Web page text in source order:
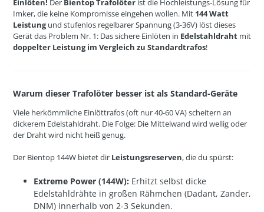
Einlöten! Der Bientop Trafolöter ist die Hochleistungs-Lösung für
Imker, die keine Kompromisse eingehen wollen. Mit 144 Watt
Leistungund stufenlos regelbarer Spannung (3-36V) löst dieses
Gerät das Problem Nr. 1: Das sichere Einlöten in Edelstahldraht mit
doppelter Leistung im Vergleich zu Standardtrafos!
Warum dieser Trafolöter besser ist als Standard-Geräte
Viele herkömmliche Einlöttrafos (oft nur 40-60 VA) scheitern an
dickerem Edelstahldraht. Die Folge: Die Mittelwand wird wellig oder
der Draht wird nicht heiß genug.
Der Bientop 144W bietet dir Leistungsreserven, die du spürst:
Extreme Power (144W): Erhitzt selbst dicke
Edelstahldrähte in großen Rähmchen (Dadant, Zander,
DNM) innerhalb von 2-3 Sekunden.